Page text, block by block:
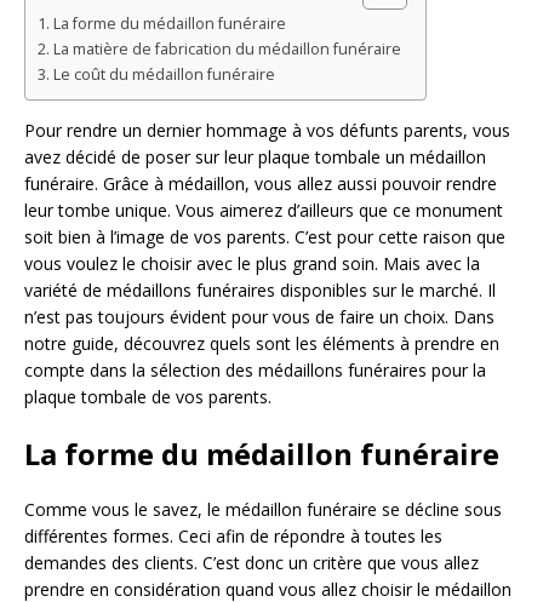
La forme du médaillon funéraire
La matière de fabrication du médaillon funéraire
Le coût du médaillon funéraire
Pour rendre un dernier hommage à vos défunts parents, vous
avez décidé de poser sur leur plaque tombale un médaillon
funéraire. Grâce à médaillon, vous allez aussi pouvoir rendre
leur tombe unique. Vous aimerez d’ailleurs que ce monument
soit bien à l’image de vos parents. C’est pour cette raison que
vous voulez le choisir avec le plus grand soin. Mais avec la
variété de médaillons funéraires disponibles sur le marché. Il
n’est pas toujours évident pour vous de faire un choix. Dans
notre guide, découvrez quels sont les éléments à prendre en
compte dans la sélection des médaillons funéraires pour la
plaque tombale de vos parents.
La forme du médaillon funéraire
Comme vous le savez, le médaillon funéraire se décline sous
différentes formes. Ceci afin de répondre à toutes les
demandes des clients. C’est donc un critère que vous allez
prendre en considération quand vous allez choisir le médaillon